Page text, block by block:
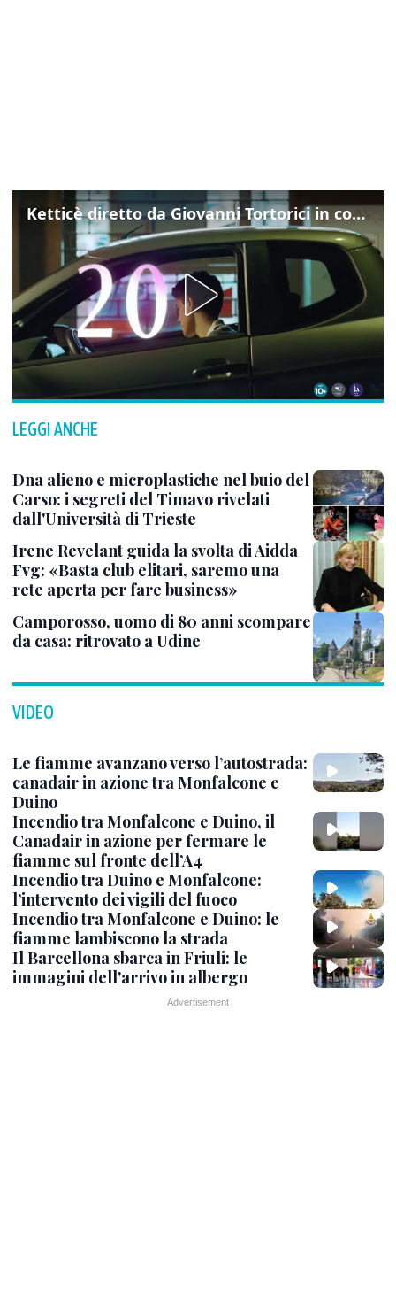
Ketticè diretto da Giovanni Tortorici in concorso al Locarno Film Festival
LEGGI ANCHE
Dna alieno e microplastiche nel buio del
Carso: i segreti del Timavo rivelati
dall'Università di Trieste
Irene Revelant guida la svolta di Aidda
Fvg: «Basta club elitari, saremo una
rete aperta per fare business»
Camporosso, uomo di 80 anni scompare
da casa: ritrovato a Udine
VIDEO
Le fiamme avanzano verso l’autostrada:
canadair in azione tra Monfalcone e
Duino
Incendio tra Monfalcone e Duino, il
Canadair in azione per fermare le
fiamme sul fronte dell’A4
Incendio tra Duino e Monfalcone:
l’intervento dei vigili del fuoco
Incendio tra Monfalcone e Duino: le
fiamme lambiscono la strada
Il Barcellona sbarca in Friuli: le
immagini dell'arrivo in albergo